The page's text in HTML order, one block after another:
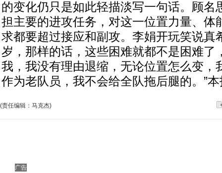
的变化仍只是如此轻描淡写一句话。顾名
担主要的进攻任务，对这一位置力量、体
求都要超过接应和副攻。李娟开玩笑说真
岁，那样的话，这些困难就都不是困难了
我，我没有理由退缩，无论位置怎么变，
作为老队员，我不会给全队拖后腿的。”
(责任编辑：马克杰)
广告